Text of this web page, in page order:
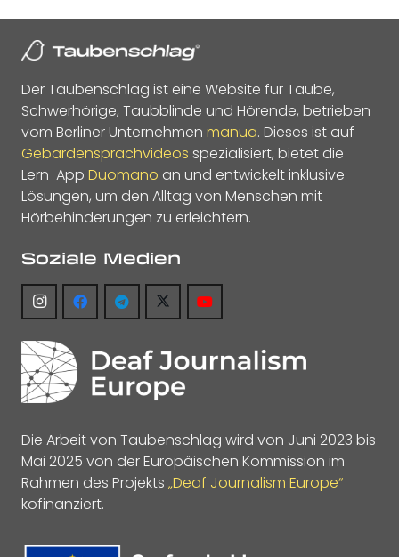
Der Taubenschlag ist eine Website für Taube,
Schwerhörige, Taubblinde und Hörende, betrieben
vom Berliner Unternehmen manua. Dieses ist auf
Gebärdensprachvideos spezialisiert, bietet die
Lern-App Duomano an und entwickelt inklusive
Lösungen, um den Alltag von Menschen mit
Hörbehinderungen zu erleichtern.
Soziale Medien
Die Arbeit von Taubenschlag wird von Juni 2023 bis
Mai 2025 von der Europäischen Kommission im
Rahmen des Projekts „Deaf Journalism Europe“
kofinanziert.